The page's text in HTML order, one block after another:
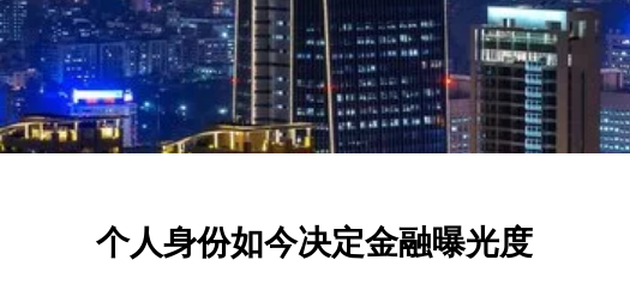
个人身份如今决定金融曝光度